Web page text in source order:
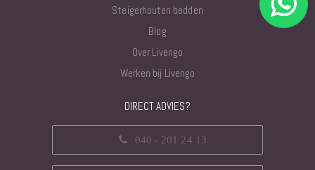
Steigerhouten bedden
Blog
Over Livengo
Werken bij Livengo
DIRECT ADVIES?
040 - 201 24 13